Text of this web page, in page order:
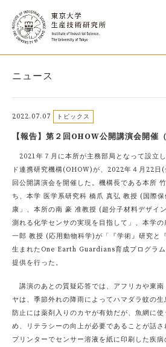
ニュース
2022.07.07 トピックス
【報告】第２回OHOW公開講演会開催
2021年７月に本所が主務部局となって設立
ド連携研究機構(OHOW)が、2022年４月22日
回公開講演会を開催した。機構長である本所
ち、本学 医学系研究科 橋爪 真弘 教授 (国際
康」、本所の南 豪 准教授 (超分子材料デザイ
測れる化学センサの実現を目指して」、本学
一郎 教授 (応用動物科学)が「『学術』研究と
生まれたOne Earth Guardians育成プログラ
提供を行った。
講演のあとの質疑応答では、アフリカや東南
ヤは、季節外れの降雨によってハマダラ蚊の
防止には薬剤入りのカヤが有効だが、魚網に
め、リテラシーの向上が必要であることが話
プリンターでセンサー溶液を紙に印刷した疾